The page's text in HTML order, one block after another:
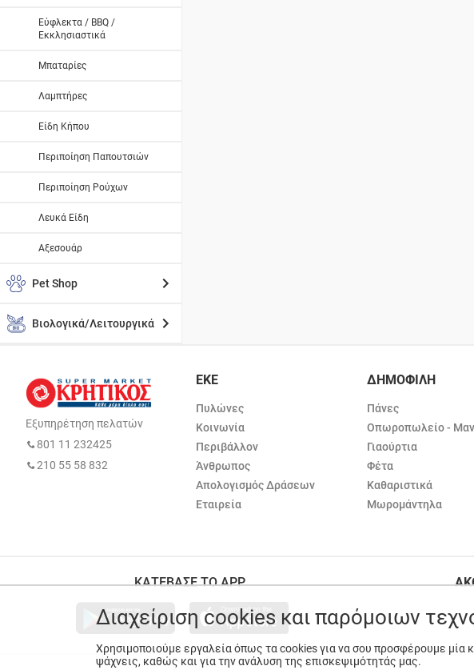
Εύφλεκτα / BBQ /
Εκκλησιαστικά
Μπαταρίες
Λαμπτήρες
Είδη Κήπου
Περιποίηση Παπουτσιών
Περιποίηση Ρούχων
Λευκά Είδη
Αξεσουάρ
Pet Shop
Βιολογικά/Λειτουργικά
Εξυπηρέτηση πελατών
801 11 232425
210 55 58 832
ΕΚΕ
Πυλώνες
Κοινωνία
Περιβάλλον
Άνθρωπος
Απολογισμός Δράσεων
Εταιρεία
ΔΗΜΟΦΙΛΗ
Πάνες
Οπωροπωλείο -
Γιαούρτια
Φέτα
Καθαριστικά
Μωρομάντηλα
ΚΑΤΕΒΑΣΕ ΤΟ APP
Διαχείριση cookies και παρόμοιων
Χρησιμοποιούμε εργαλεία όπως τα cookies για να σου προσφέρουμε
ψάχνεις, καθώς και για την ανάλυση της επισκεψιμότητάς μας.